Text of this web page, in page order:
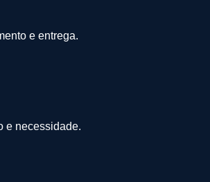
e entrega.
e necessidade.